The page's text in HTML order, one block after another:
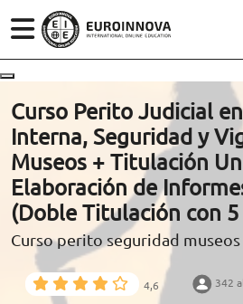
ÁREAS
ESTUDIOS
CONOCE EUROINNOVA
BECAS Y FINANCIACIÓN
(+34)958 050 200 (gratuito en
900 831 200
formacion@euroinnova.com
TRABAJA CON NOSOTROS
Curso Perito Judicial
Interna, Seguridad y
Museos + Titulación
Elaboración de
(Doble Titulación con 5
Curso perito seguridad museos
4,6 342